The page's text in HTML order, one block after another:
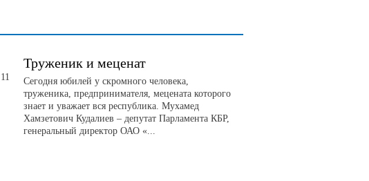
11
Труженик и меценат
Сегодня юбилей у скромного человека,
труженика, предпринимателя, мецената которого
знает и уважает вся республика. Мухамед
Хамзетович Кудалиев – депутат Парламента КБР,
генеральный директор ОАО «...